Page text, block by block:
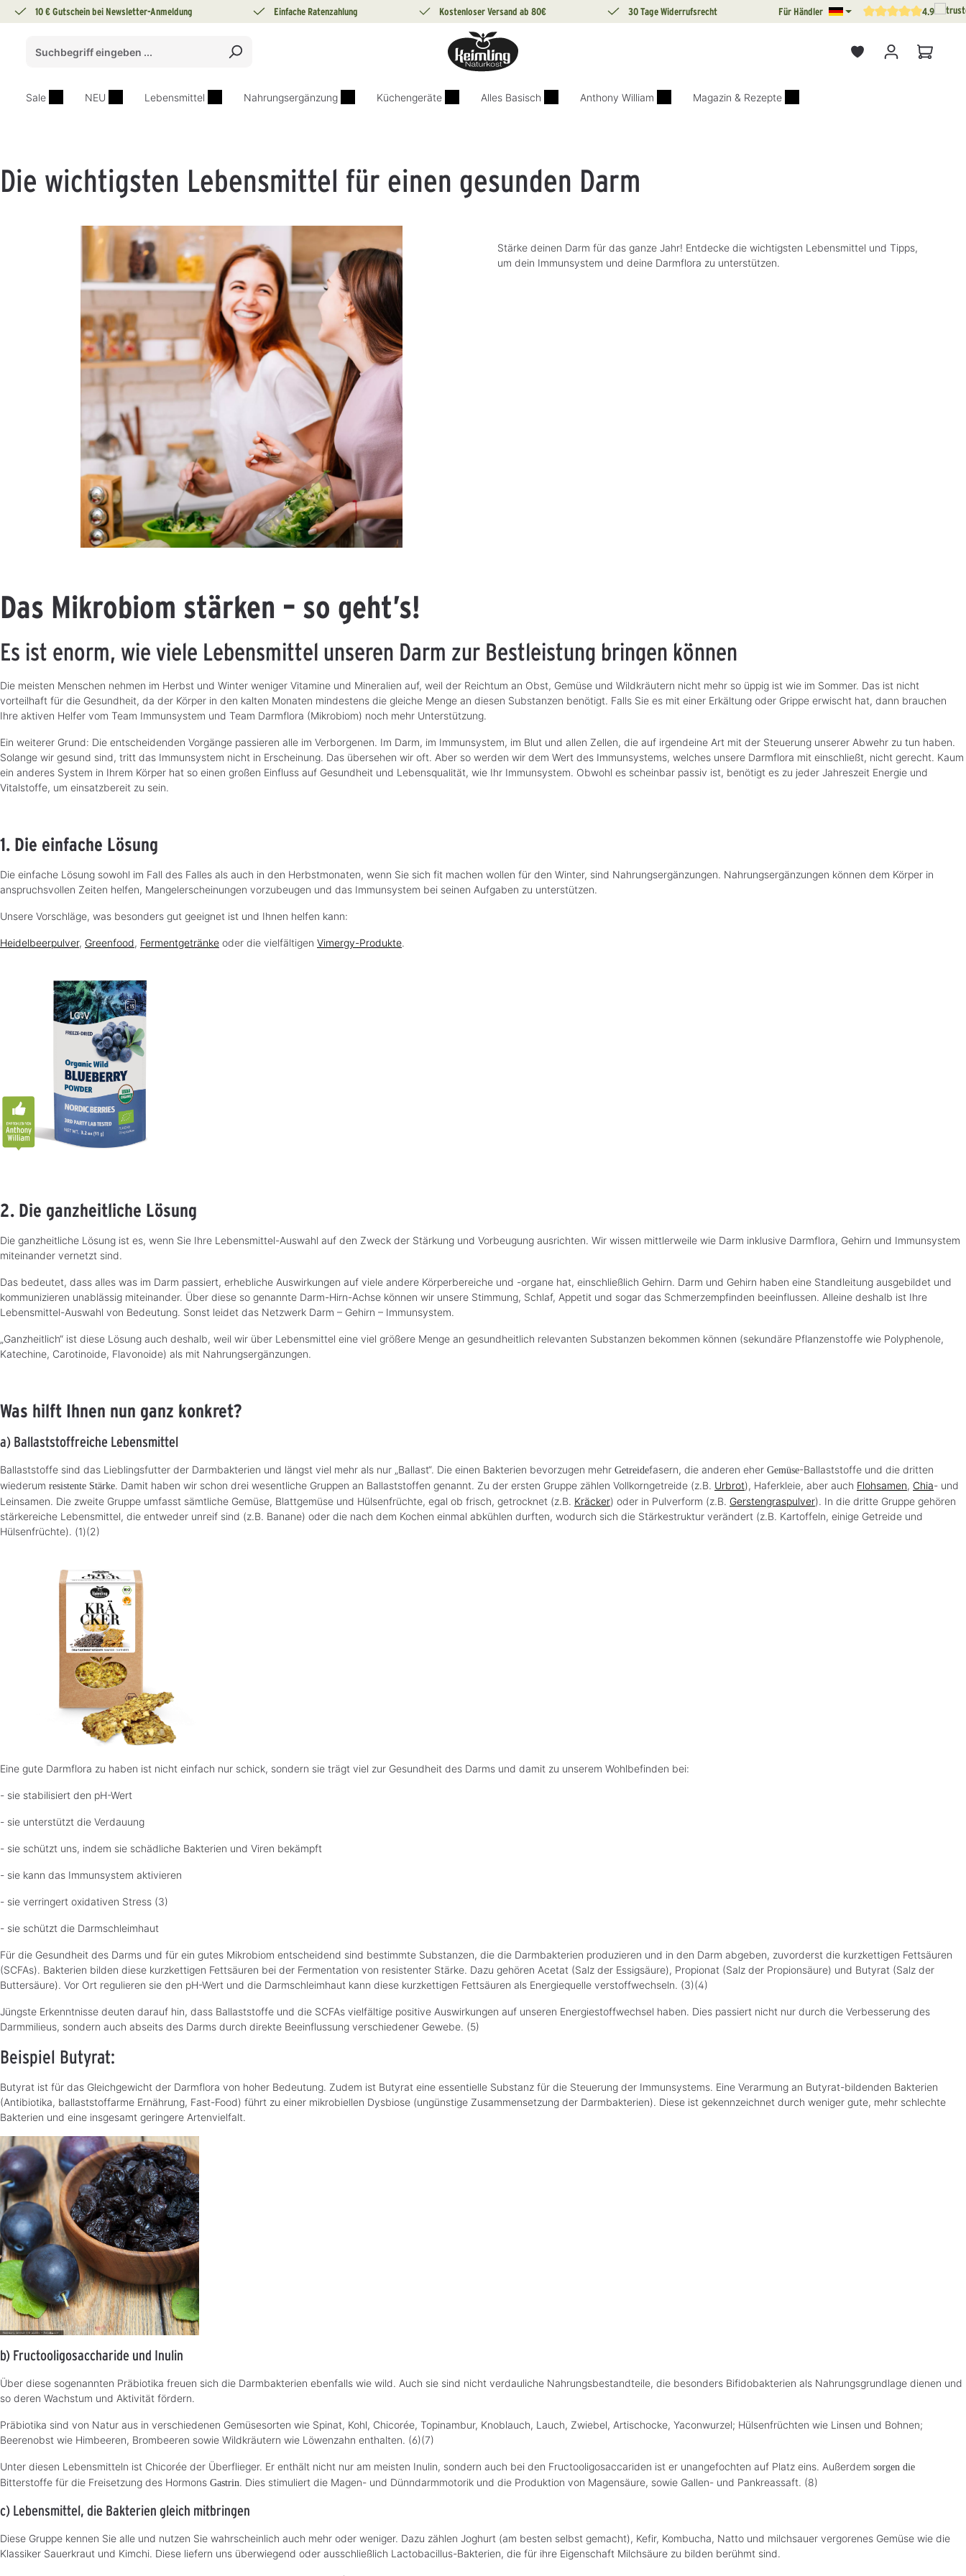
Zur Hauptnavigation springen
10 € Gutschein bei Newsletter-Anmeldung Einfache Ratenzahlung Kostenloser Versand ab 80€ 30 Tage Widerrufsrecht Für Händler Durchschnittliche4.9
Sale NEU Lebensmittel Nahrungsergänzung Küchengeräte Alles Basisch Anthony William Magazin & Rezepte
Die wichtigsten Lebensmittel für einen gesunden Darm
Stärke deinen Darm für das ganze Jahr! Entdecke die wichtigsten Lebensmittel und Tipps,
um dein Immunsystem und deine Darmflora zu unterstützen.
Das Mikrobiom stärken – so geht’s!
Es ist enorm, wie viele Lebensmittel unseren Darm zur Bestleistung bringen können
Die meisten Menschen nehmen im Herbst und Winter weniger Vitamine und Mineralien auf, weil der Reichtum an Obst, Gemüse und Wildkräutern nicht mehr so üppig ist wie im Sommer. Das ist nicht
vorteilhaft für die Gesundheit, da der Körper in den kalten Monaten mindestens die gleiche Menge an diesen Substanzen benötigt. Falls Sie es mit einer Erkältung oder Grippe erwischt hat, dann brauchen
Ihre aktiven Helfer vom Team Immunsystem und Team Darmflora (Mikrobiom) noch mehr Unterstützung.
Ein weiterer Grund: Die entscheidenden Vorgänge passieren alle im Verborgenen. Im Darm, im Immunsystem, im Blut und allen Zellen, die auf irgendeine Art mit der Steuerung unserer Abwehr zu tun haben.
Solange wir gesund sind, tritt das Immunsystem nicht in Erscheinung. Das übersehen wir oft. Aber so werden wir dem Wert des Immunsystems, welches unsere Darmflora mit einschließt, nicht gerecht. Kaum
ein anderes System in Ihrem Körper hat so einen großen Einfluss auf Gesundheit und Lebensqualität, wie Ihr Immunsystem. Obwohl es scheinbar passiv ist, benötigt es zu jeder Jahreszeit Energie und
Vitalstoffe, um einsatzbereit zu sein.
1. Die einfache Lösung
Die einfache Lösung sowohl im Fall des Falles als auch in den Herbstmonaten, wenn Sie sich fit machen wollen für den Winter, sind Nahrungsergänzungen. Nahrungsergänzungen können dem Körper in
anspruchsvollen Zeiten helfen, Mangelerscheinungen vorzubeugen und das Immunsystem bei seinen Aufgaben zu unterstützen.
Unsere Vorschläge, was besonders gut geeignet ist und Ihnen helfen kann:
Heidelbeerpulver, Greenfood, Fermentgetränke oder die vielfältigen Vimergy-Produkte.
2. Die ganzheitliche Lösung
Die ganzheitliche Lösung ist es, wenn Sie Ihre Lebensmittel-Auswahl auf den Zweck der Stärkung und Vorbeugung ausrichten. Wir wissen mittlerweile wie Darm inklusive Darmflora, Gehirn und Immunsystem
miteinander vernetzt sind.
Das bedeutet, dass alles was im Darm passiert, erhebliche Auswirkungen auf viele andere Körperbereiche und -organe hat, einschließlich Gehirn. Darm und Gehirn haben eine Standleitung ausgebildet und
kommunizieren unablässig miteinander. Über diese so genannte Darm-Hirn-Achse können wir unsere Stimmung, Schlaf, Appetit und sogar das Schmerzempfinden beeinflussen. Alleine deshalb ist Ihre
Lebensmittel-Auswahl von Bedeutung. Sonst leidet das Netzwerk Darm – Gehirn – Immunsystem.
„Ganzheitlich“ ist diese Lösung auch deshalb, weil wir über Lebensmittel eine viel größere Menge an gesundheitlich relevanten Substanzen bekommen können (sekundäre Pflanzenstoffe wie Polyphenole,
Katechine, Carotinoide, Flavonoide) als mit Nahrungsergänzungen.
Was hilft Ihnen nun ganz konkret?
a) Ballaststoffreiche Lebensmittel
Ballaststoffe sind das Lieblingsfutter der Darmbakterien und längst viel mehr als nur „Ballast“. Die einen Bakterien bevorzugen mehr Getreidefasern, die anderen eher Gemüse-Ballaststoffe und die dritten
wiederum resistente Stärke. Damit haben wir schon drei wesentliche Gruppen an Ballaststoffen genannt. Zu der ersten Gruppe zählen Vollkorngetreide (z.B. Urbrot), Haferkleie, aber auch Flohsamen, Chia- und
Leinsamen. Die zweite Gruppe umfasst sämtliche Gemüse, Blattgemüse und Hülsenfrüchte, egal ob frisch, getrocknet (z.B. Kräcker) oder in Pulverform (z.B. Gerstengraspulver). In die dritte Gruppe gehören
stärkereiche Lebensmittel, die entweder unreif sind (z.B. Banane) oder die nach dem Kochen einmal abkühlen durften, wodurch sich die Stärkestruktur verändert (z.B. Kartoffeln, einige Getreide und
Hülsenfrüchte). (1)(2)
Eine gute Darmflora zu haben ist nicht einfach nur schick, sondern sie trägt viel zur Gesundheit des Darms und damit zu unserem Wohlbefinden bei:
- sie stabilisiert den pH-Wert
- sie unterstützt die Verdauung
- sie schützt uns, indem sie schädliche Bakterien und Viren bekämpft
- sie kann das Immunsystem aktivieren
- sie verringert oxidativen Stress (3)
- sie schützt die Darmschleimhaut
Für die Gesundheit des Darms und für ein gutes Mikrobiom entscheidend sind bestimmte Substanzen, die die Darmbakterien produzieren und in den Darm abgeben, zuvorderst die kurzkettigen Fettsäuren
(SCFAs). Bakterien bilden diese kurzkettigen Fettsäuren bei der Fermentation von resistenter Stärke. Dazu gehören Acetat (Salz der Essigsäure), Propionat (Salz der Propionsäure) und Butyrat (Salz der
Buttersäure). Vor Ort regulieren sie den pH-Wert und die Darmschleimhaut kann diese kurzkettigen Fettsäuren als Energiequelle verstoffwechseln. (3)(4)
Jüngste Erkenntnisse deuten darauf hin, dass Ballaststoffe und die SCFAs vielfältige positive Auswirkungen auf unseren Energiestoffwechsel haben. Dies passiert nicht nur durch die Verbesserung des
Darmmilieus, sondern auch abseits des Darms durch direkte Beeinflussung verschiedener Gewebe. (5)
Beispiel Butyrat:
Butyrat ist für das Gleichgewicht der Darmflora von hoher Bedeutung. Zudem ist Butyrat eine essentielle Substanz für die Steuerung der Immunsystems. Eine Verarmung an Butyrat-bildenden Bakterien
(Antibiotika, ballaststoffarme Ernährung, Fast-Food) führt zu einer mikrobiellen Dysbiose (ungünstige Zusammensetzung der Darmbakterien). Diese ist gekennzeichnet durch weniger gute, mehr schlechte
Bakterien und eine insgesamt geringere Artenvielfalt.
b) Fructooligosaccharide und Inulin
Über diese sogenannten Präbiotika freuen sich die Darmbakterien ebenfalls wie wild. Auch sie sind nicht verdauliche Nahrungsbestandteile, die besonders Bifidobakterien als Nahrungsgrundlage dienen und
so deren Wachstum und Aktivität fördern.
Präbiotika sind von Natur aus in verschiedenen Gemüsesorten wie Spinat, Kohl, Chicorée, Topinambur, Knoblauch, Lauch, Zwiebel, Artischocke, Yaconwurzel; Hülsenfrüchten wie Linsen und Bohnen;
Beerenobst wie Himbeeren, Brombeeren sowie Wildkräutern wie Löwenzahn enthalten. (6)(7)
Unter diesen Lebensmitteln ist Chicorée der Überflieger. Er enthält nicht nur am meisten Inulin, sondern auch bei den Fructooligosaccariden ist er unangefochten auf Platz eins. Außerdem sorgen die
Bitterstoffe für die Freisetzung des Hormons Gastrin. Dies stimuliert die Magen- und Dünndarmmotorik und die Produktion von Magensäure, sowie Gallen- und Pankreassaft. (8)
c) Lebensmittel, die Bakterien gleich mitbringen
Diese Gruppe kennen Sie alle und nutzen Sie wahrscheinlich auch mehr oder weniger. Dazu zählen Joghurt (am besten selbst gemacht), Kefir, Kombucha, Natto und milchsauer vergorenes Gemüse wie die
Klassiker Sauerkraut und Kimchi. Diese liefern uns überwiegend oder ausschließlich Lactobacillus-Bakterien, die für ihre Eigenschaft Milchsäure zu bilden berühmt sind.